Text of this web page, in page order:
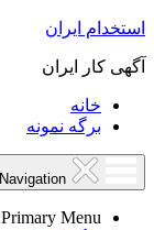
استخدام ایران
آگهی کار ایران
خانه
برگه نمونه
Primary Menu: